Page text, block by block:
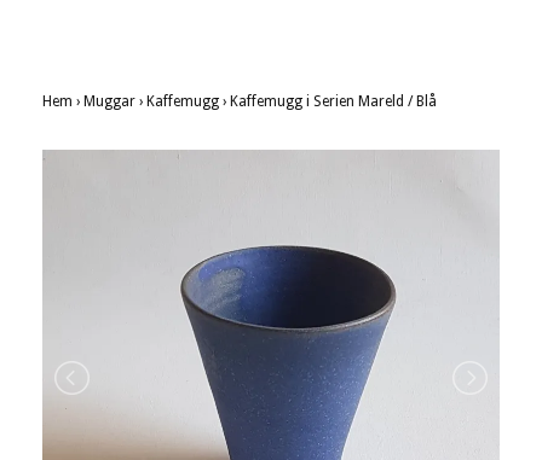
Hem › Muggar › Kaffemugg › Kaffemugg i Serien Mareld / Blå